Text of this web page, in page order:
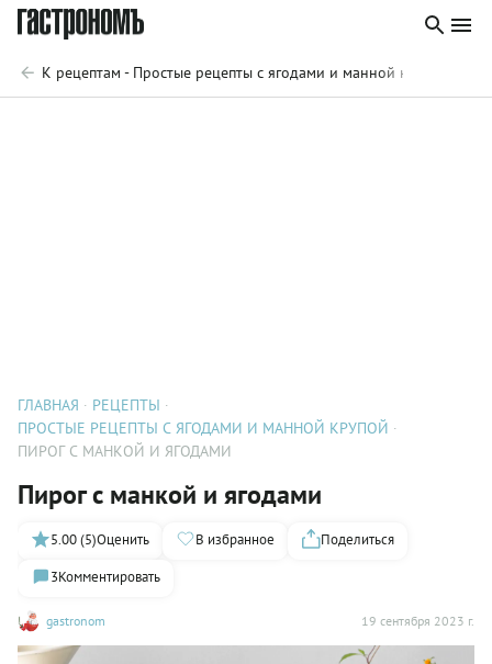
К рецептам - Простые рецепты с ягодами и манной крупой
ГЛАВНАЯ
РЕЦЕПТЫ
ПРОСТЫЕ РЕЦЕПТЫ С ЯГОДАМИ И МАННОЙ КРУПОЙ
ПИРОГ С МАНКОЙ И ЯГОДАМИ
Пирог с манкой и ягодами
gastronom 19 сентября 2023 г.
5.00 (5)Оценить В избранное
Поделиться
3Комментировать